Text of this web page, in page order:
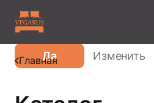
Ваш город
Да Изменить
Главная